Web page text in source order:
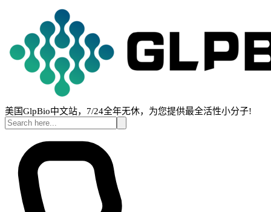
美国GlpBio中文站，7/24全年无休，为您提供最全活性小分子!